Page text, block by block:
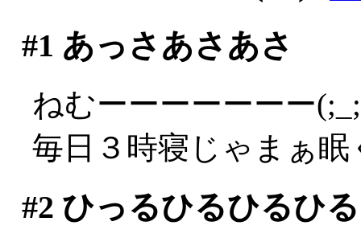
#1 あっさあさあさ
ねむーーーーーーー
毎日３時寝じゃまぁ
#2 ひっるひるひるひる